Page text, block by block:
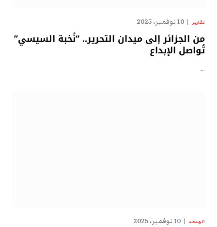
تقارير 10 نوفمبر، 2025
من الجزائر إلى ميدان التحرير.. “نُخبة السيسي”
تُواصل الإبداع
…
الهدهد 10 نوفمبر، 2025